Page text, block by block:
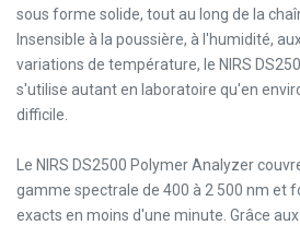
sous forme solide, tout au long de la
Insensible à la poussière, à l'humidité,
variations de température, le NIRS
s'utilise autant en laboratoire qu'en
difficile.
Le NIRS DS2500 Polymer Analyzer
gamme spectrale de 400 à 2 500 nm et
exacts en moins d'une minute. Grâce